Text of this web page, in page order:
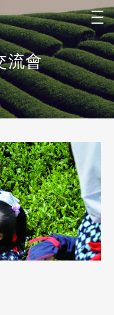
t
o
g
l
e
n
a
v
i
g
a
t
流會